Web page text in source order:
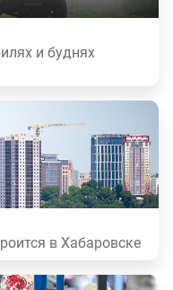
и буднях
в Хабаровске